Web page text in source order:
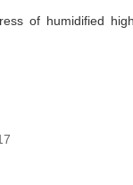
of humidified